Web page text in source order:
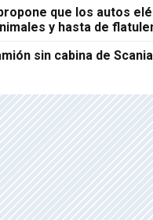
que los autos
y hasta de
sin cabina de Scania